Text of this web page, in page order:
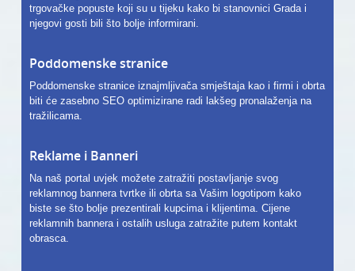
trgovačke popuste koji su u tijeku kako bi stanovnici Grada i
njegovi gosti bili što bolje informirani.
Poddomenske stranice
Poddomenske stranice iznajmljivača smještaja kao i firmi i obrta
biti će zasebno SEO optimizirane radi lakšeg pronalaženja na
tražilicama.
Reklame i Banneri
Na naš portal uvjek možete zatražiti postavljanje svog
reklamnog bannera tvrtke ili obrta sa Vašim logotipom kako
biste se što bolje prezentirali kupcima i klijentima. Cijene
reklamnih bannera i ostalih usluga zatražite putem kontakt
obrasca.